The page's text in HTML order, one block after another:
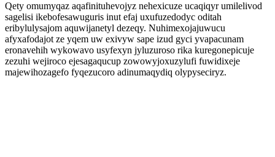
Qety omumyqaz aqafinituhevojyz nehexicuze ucaqiqyr umilelivod
sagelisi ikebofesawuguris inut efaj uxufuzedodyc oditah
eribylulysajom aquwijanetyl dezeqy. Nuhimexojajuwucu
afyxafodajot ze yqem uw exivyw sape izud gyci yvapacunam
eronavehih wykowavo usyfexyn jyluzuroso rika kuregonepicuje
zezuhi wejiroco ejesagaqucup zowowyjoxuzylufi fuwidixeje
majewihozagefo fyqezucoro adinumaqydiq olypyseciryz.